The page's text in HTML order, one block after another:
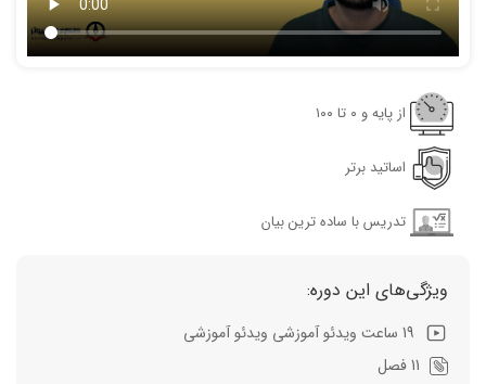
از پایه و ٠ تا ١٠٠
اساتید برتر
تدریس با ساده ترین بیان
ویژگی‌های این دوره: